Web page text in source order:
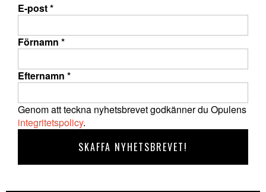
E-post*
Förnamn *
Efternamn *
Genom att teckna nyhetsbrevet godkänner du Opulens
integritetspolicy.